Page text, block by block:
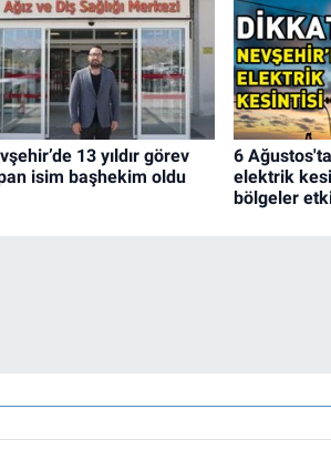
13 yıldır görev
isim başhekim oldu
6
elektrik
bölgeler